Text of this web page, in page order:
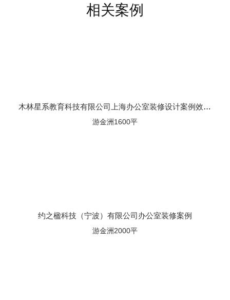
相关案例
木林星系教育科技有限公司上海办公室装修设计案例效果图
游金洲1600平
约之楹科技（宁波）有限公司办公室装修案例
游金洲2000平